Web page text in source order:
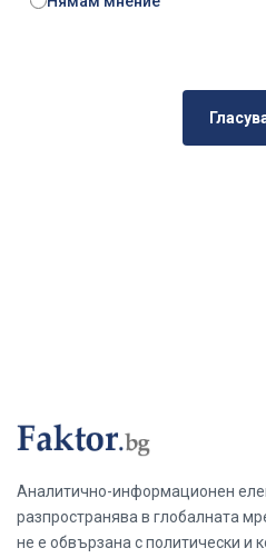
Аналитично-информационен
разпространява в глобалната
не е обвързана с политически и